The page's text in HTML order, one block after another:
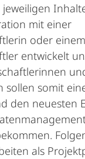
mit einer
oder einem
entwickelt
sollen somit
den neuesten
als